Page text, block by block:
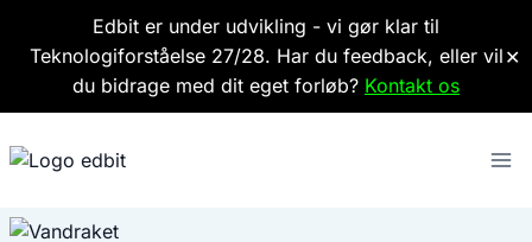
Edbit er under udvikling - vi gør klar til
Teknologiforståelse 27/28. Har du feedback, eller vil
du bidrage med dit eget forløb? Kontakt os
✕
til